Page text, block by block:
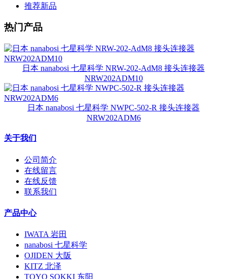
推荐新品
热门产品
日本 nanabosi 七星科学 NRW-202-AdM8 接头连接器
NRW202ADM10
日本 nanabosi 七星科学 NWPC-502-R 接头连接器
NRW202ADM6
关于我们
公司简介
在线留言
在线反馈
联系我们
产品中心
IWATA 岩田
nanabosi 七星科学
OJIDEN 大阪
KITZ 北泽
TOYO SOKKI 东阳